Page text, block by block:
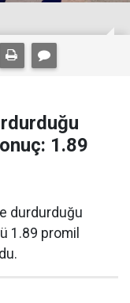
1.89
durdurduğu
1.89 promil